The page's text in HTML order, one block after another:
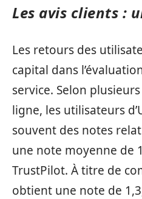
Les avis clients :
Les retours des
capital dans
service. Selon plusieurs
ligne, les utilisateurs
souvent des notes
une note moyenne de
TrustPilot. À titre de
obtient une note de